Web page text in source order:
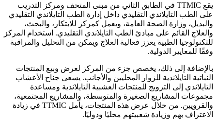
يقع TTMIC في الطابق الثاني من مبنى المتحف ومركز التدريب
على الطب التايلاندي التقليدي داخل إدارة الطب التايلاندي التقليدي
والبديل، وزارة الصحة العامة، ويعمل كمركز للابتكار، والبحث،
والعلاج القائم على مبادئ الطب التايلاندي التقليدي. استخدام المركز
للتكنولوجيا الطبية يعزز فعالية العلاج ويمكن من التحليل والمراقبة
وفقًا للمعايير الدولية.
بالإضافة إلى ذلك، يخصص جزء من المركز لعرض وبيع المنتجات
النباتية التايلاندية للزوار المحليين والأجانب. يسعى جناح الأعشاب
التايلاندي إلى الترويج للمنتجات العشبية التايلاندية ومساعدة
مجموعات المشاريع الصغيرة والمتوسطة، والمشاريع المجتمعية،
والقرويين. من خلال عرض هذه المنتجات، يأمل TTMIC في زيادة
الاعتراف بهم وزيادة شعبيتهم محليًا ودوليًا.